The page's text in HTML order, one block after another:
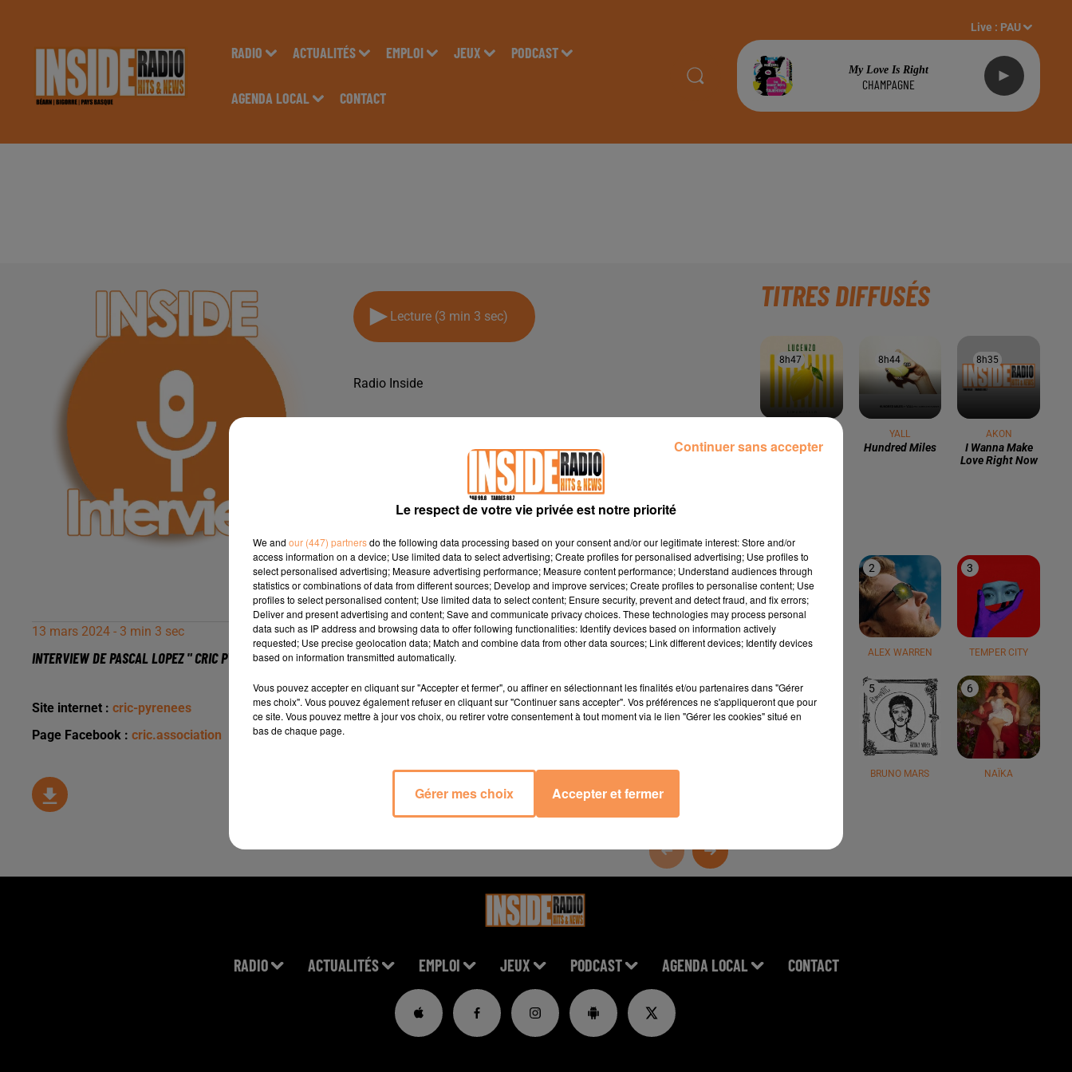
RADIO ACTUALITÉS EMPLOI JEUX PODCAST
AGENDA LOCAL CONTACT
Live : PAU
My Love Is Right
CHAMPAGNE
Lecture (3 min 3 sec)
Radio Inside
13 mars 2024 - 3 min 3 sec
INTERVIEW DE PASCAL LOPEZ " CRIC PYRÉNÉES" À JURANÇON, SUR RADIO INSIDE
Site internet : cric-pyrenees
Page Facebook : cric.association
TITRES DIFFUSÉS
8h47
8h47
Limoncello
8h44
8h44
YALL
Hundred Miles
8h35
8h35
AKON
I Wanna Make
Love Right Now
1
TEDDY SWIMS
2
ALEX WARREN
3
TEMPER CITY
4 5
BRUNO MARS
6
NAÏKA
RADIO ACTUALITÉS EMPLOI JEUX PODCAST AGENDA LOCAL CONTACT
Le respect de votre vie privée est notre priorité
We and our (447) partnersdo the following data processing based on your consent and/or our legitimate interest: Store and/or
access information on a device; Use limited data to select advertising; Create profiles for personalised advertising; Use profiles to
select personalised advertising; Measure advertising performance; Measure content performance; Understand audiences through
statistics or combinations of data from different sources; Develop and improve services; Create profiles to personalise content; Use
profiles to select personalised content; Use limited data to select content; Ensure security, prevent and detect fraud, and fix errors;
Deliver and present advertising and content; Save and communicate privacy choices. These technologies may process personal
data such as IP address and browsing data to offer following functionalities: Identify devices based on information actively
requested; Use precise geolocation data; Match and combine data from other data sources; Link different devices; Identify devices
based on information transmitted automatically.
Vous pouvez accepter en cliquant sur "Accepter et fermer", ou affiner en sélectionnant les finalités et/ou partenaires dans "Gérer
mes choix". Vous pouvez également refuser en cliquant sur "Continuer sans accepter". Vos préférences ne s'appliqueront que pour
ce site. Vous pouvez mettre à jour vos choix, ou retirer votre consentement à tout moment via le lien "Gérer les cookies" situé en
bas de chaque page.
Gérer mes choix Accepter et fermer
Continuer sans accepter